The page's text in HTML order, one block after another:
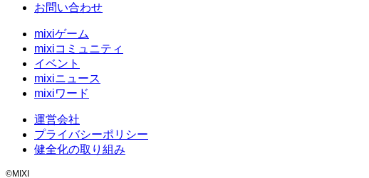
お問い合わせ
mixiゲーム
mixiコミュニティ
イベント
mixiニュース
mixiワード
運営会社
プライバシーポリシー
健全化の取り組み
©MIXI